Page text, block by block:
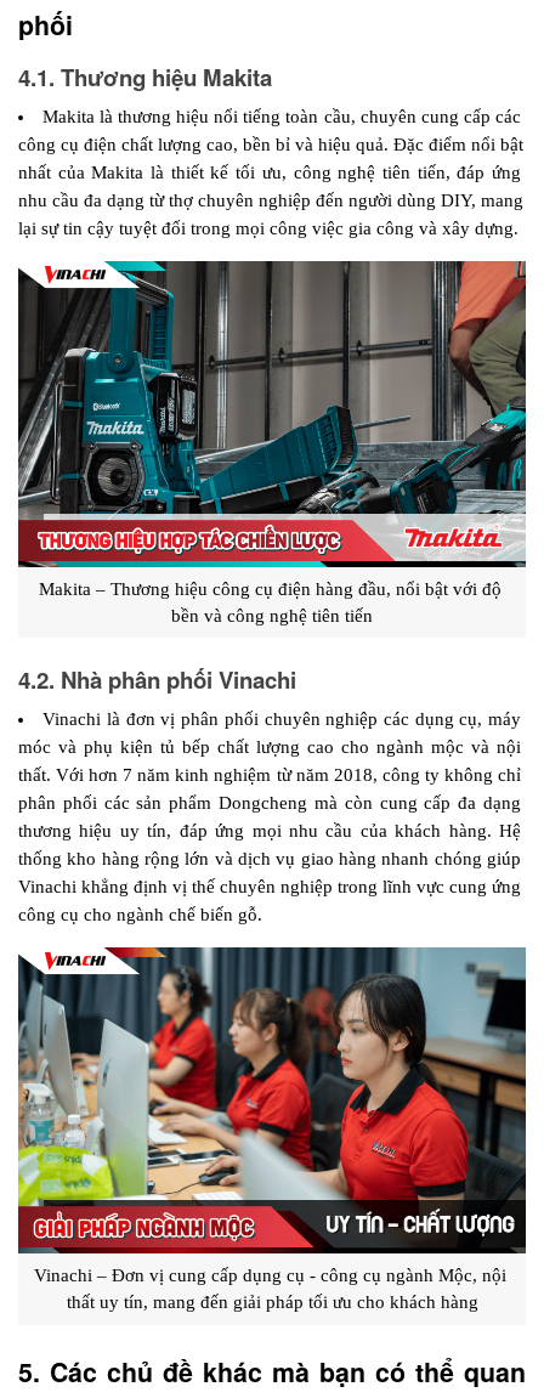
phối
4.1. Thương hiệu Makita
Makita là thương hiệu nổi tiếng toàn cầu, chuyên cung cấp các
công cụ điện chất lượng cao, bền bỉ và hiệu quả. Đặc điểm nổi bật
nhất của Makita là thiết kế tối ưu, công nghệ tiên tiến, đáp ứng
nhu cầu đa dạng từ thợ chuyên nghiệp đến người dùng DIY, mang
lại sự tin cậy tuyệt đối trong mọi công việc gia công và xây dựng.
Makita – Thương hiệu công cụ điện hàng đầu, nổi bật với độ
bền và công nghệ tiên tiến
4.2. Nhà phân phối Vinachi
Vinachi là đơn vị phân phối chuyên nghiệp các dụng cụ, máy
móc và phụ kiện tủ bếp chất lượng cao cho ngành mộc và nội
thất. Với hơn 7 năm kinh nghiệm từ năm 2018, công ty không chỉ
phân phối các sản phẩm Dongcheng mà còn cung cấp đa dạng
thương hiệu uy tín, đáp ứng mọi nhu cầu của khách hàng. Hệ
thống kho hàng rộng lớn và dịch vụ giao hàng nhanh chóng giúp
Vinachi khẳng định vị thế chuyên nghiệp trong lĩnh vực cung ứng
công cụ cho ngành chế biến gỗ.
Vinachi – Đơn vị cung cấp dụng cụ - công cụ ngành Mộc, nội
thất uy tín, mang đến giải pháp tối ưu cho khách hàng
5. Các chủ đề khác mà bạn có thể quan